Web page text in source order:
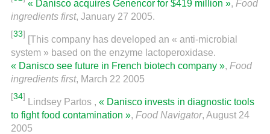
« Danisco acquires Genencor for $419 million », Food
ingredients first, January 27 2005.
[33]
[This company has developed an « anti-microbial
system » based on the enzyme lactoperoxidase.
« Danisco see future in French biotech company », Food
ingredients first, March 22 2005
[34]
Lindsey Partos , « Danisco invests in diagnostic tools
to fight food contamination », Food Navigator, August 24
2005